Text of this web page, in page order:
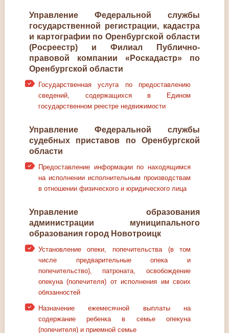
Управление Федеральной службы
государственной регистрации, кадастра
и картографии по Оренбургской области
(Росреестр) и Филиал Публично-
правовой компании «Роскадастр» по
Оренбургской области
Государственная услуга по предоставлению
сведений, содержащихся в Едином
государственном реестре недвижимости
Управление Федеральной службы
судебных приставов по Оренбургской
области
Предоставление информации по находящимся
на исполнении исполнительным производствам
в отношении физического и юридического лица
Управление образования
администрации муниципального
образования город Новотроицк
Установление опеки, попечительства (в том
числе предварительные опека и
попечительство), патроната, освобождение
опекуна (попечителя) от исполнения им своих
обязанностей
Назначение ежемесячной выплаты на
содержание ребенка в семье опекуна
(попечителя) и приемной семье